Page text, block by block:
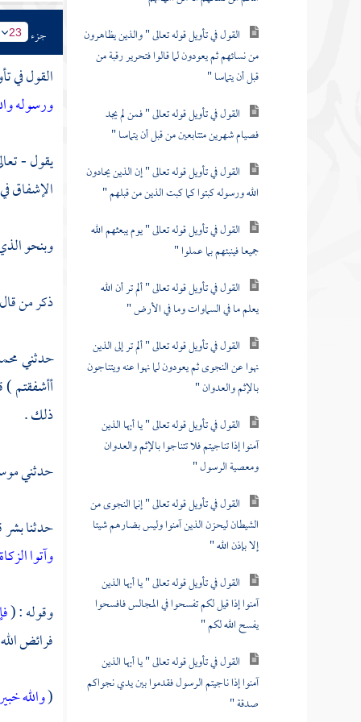
القول في تأويل قوله تعالى " والذين يظاهرون
من نسائهم ثم يعودون لما قالوا فتحرير رقبة من
قبل أن يتماسا "
القول في تأويل قوله تعالى " فمن لم يجد
فصيام شهرين متتابعين من قبل أن يتماسا "
القول في تأويل قوله تعالى " إن الذين يحادون
الله ورسوله كبتوا كما كبت الذين من قبلهم "
القول في تأويل قوله تعالى " يوم يبعثهم الله
جميعا فينبئهم بما عملوا "
القول في تأويل قوله تعالى " ألم تر أن الله
يعلم ما في السماوات وما في الأرض "
القول في تأويل قوله تعالى " ألم تر إلى الذين
نهوا عن النجوى ثم يعودون لما نهوا عنه ويتناجون
بالإثم والعدوان "
القول في تأويل قوله تعالى " يا أيها الذين
آمنوا إذا تناجيتم فلا تتناجوا بالإثم والعدوان
ومعصية الرسول "
القول في تأويل قوله تعالى " إنما النجوى من
الشيطان ليحزن الذين آمنوا وليس بضارهم شيئا
إلا بإذن الله "
القول في تأويل قوله تعالى " يا أيها الذين
آمنوا إذا قيل لكم تفسحوا في المجالس فافسحوا
يفسح الله لكم "
القول في تأويل قوله تعالى " يا أيها الذين
آمنوا إذا ناجيتم الرسول فقدموا بين يدي نجواكم
صدقة "
جزء 23
القول في
ورسوله
يقول -
الإشفاق
وبنحو
ذكر من
حدثني
أأشفقتم
ذلك .
حدثني
حدثنابشر
وآتوا الزكاة
وقوله : (
فرائض
(والله